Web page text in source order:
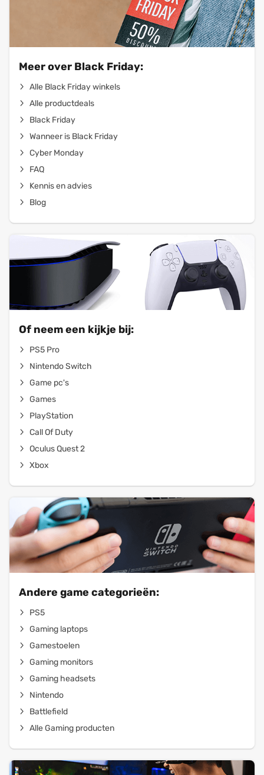
Meer over Black Friday:
Alle Black Friday winkels
Alle productdeals
Black Friday
Wanneer is Black Friday
Cyber Monday
FAQ
Kennis en advies
Blog
Of neem een kijkje bij:
PS5 Pro
Nintendo Switch
Game pc's
Games
PlayStation
Call Of Duty
Oculus Quest 2
Xbox
Andere game categorieën:
PS5
Gaming laptops
Gamestoelen
Gaming monitors
Gaming headsets
Nintendo
Battlefield
Alle Gaming producten